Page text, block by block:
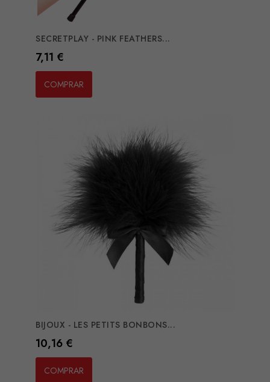
SECRETPLAY - PINK FEATHERS...
Preço
7,11 €
COMPRAR
BIJOUX - LES PETITS BONBONS...
Preço
10,16 €
COMPRAR